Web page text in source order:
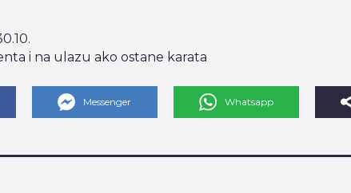
i na ulazu ako ostane karata
Messenger Whatsapp